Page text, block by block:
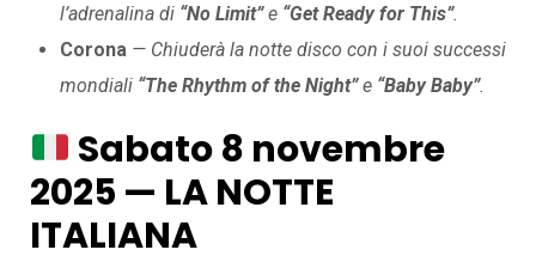
l’adrenalina di “No Limit”e “Get Ready for This”.
Corona — Chiuderà la notte disco con i suoi successi
mondiali “The Rhythm of the Night”e “Baby Baby”.
Sabato 8 novembre
2025 — LA NOTTE
ITALIANA